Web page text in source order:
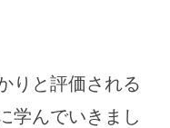
りと評価される
学んでいきまし